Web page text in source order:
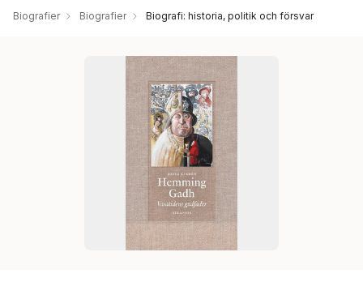
Biografier Biografier Biografi: historia, politik och försvar